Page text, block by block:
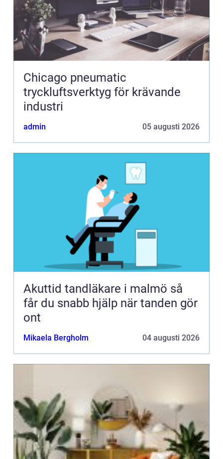
Chicago pneumatic
tryckluftsverktyg för krävande
industri
admin 05 augusti 2026
Akuttid tandläkare i malmö så
får du snabb hjälp när tanden gör
ont
Mikaela Bergholm 04 augusti 2026